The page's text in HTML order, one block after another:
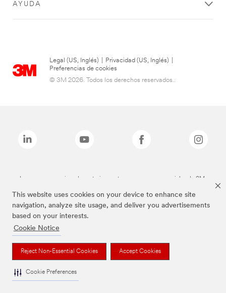
This website uses cookies on your device to enhance site
navigation, analyze site usage, and deliver you advertisements
based on your interests.
Cookie Notice
Reject Non-Essential Cookies Accept Cookies
Cookie Preferences
AYUDA
Legal (US, Inglés) Privacidad (US, Inglés)
Preferencias de cookies
© 3M 2026. Todos los derechos reservados..
Las marcas mencionadas anteriormente son marcas comerciales de 3M.